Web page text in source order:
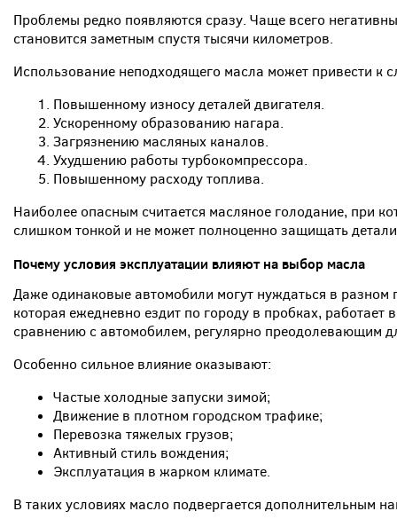
Проблемы редко появляются сразу. Чаще всего
становится заметным спустя тысячи километров.
Использование неподходящего масла может привести к
Повышенному износу деталей двигателя.
Ускоренному образованию нагара.
Загрязнению масляных каналов.
Ухудшению работы турбокомпрессора.
Повышенному расходу топлива.
Наиболее опасным считается масляное голодание, при
слишком тонкой и не может полноценно защищать детали
Почему условия эксплуатации влияют на выбор масла
Даже одинаковые автомобили могут нуждаться в
которая ежедневно ездит по городу в пробках, работает
сравнению с автомобилем, регулярно преодолевающим
Особенно сильное влияние оказывают:
Частые холодные запуски зимой;
Движение в плотном городском трафике;
Перевозка тяжелых грузов;
Активный стиль вождения;
Эксплуатация в жарком климате.
В таких условиях масло подвергается дополнительным